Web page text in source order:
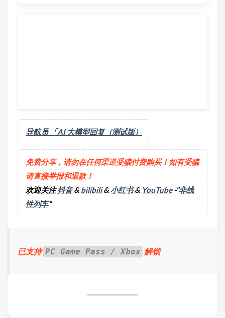
导航员 「AI 大模型回复（测试版）
免费分享，请勿在任何渠道受骗付费购买！如有受骗
请直接举报和退款！
欢迎关注抖音& bilibili&小红书& YouTube-"非线
性列车"
已支持 PC Game Pass / Xbox 解锁